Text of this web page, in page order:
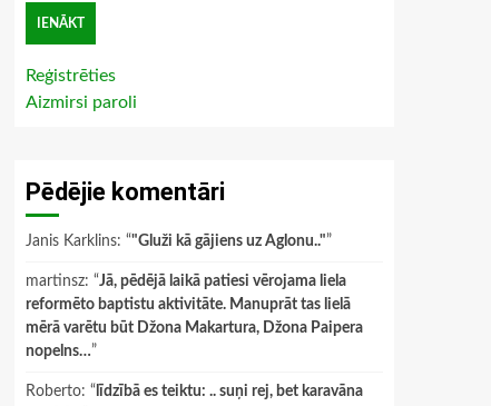
Reģistrēties
Aizmirsi paroli
Pēdējie komentāri
Janis Karklins: “"Gluži kā gājiens uz Aglonu.."”
martinsz: “Jā, pēdējā laikā patiesi vērojama liela
reformēto baptistu aktivitāte. Manuprāt tas lielā
mērā varētu būt Džona Makartura, Džona Paipera
nopelns…”
Roberto: “ līdzībā es teiktu: .. suņi rej, bet karavāna